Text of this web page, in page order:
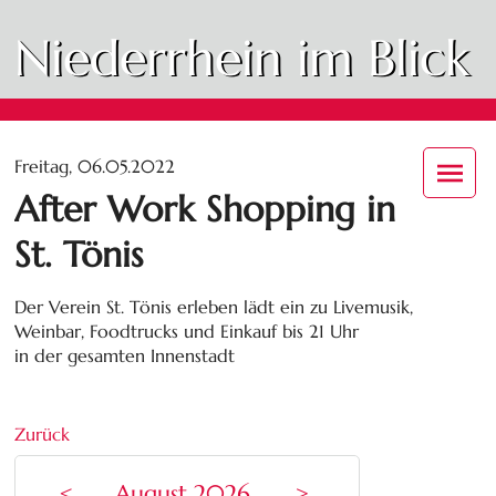
Niederrhein im Blick
Freitag, 06.05.2022
After Work Shopping in
St. Tönis
Der Verein St. Tönis erleben lädt ein zu Livemusik,
Weinbar, Foodtrucks und Einkauf bis 21 Uhr
in der gesamten Innenstadt
Zurück